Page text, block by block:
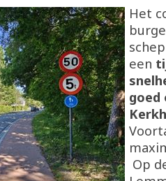
Het
een
goed
Op